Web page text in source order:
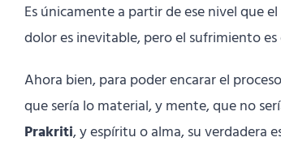
Es únicamente a partir de ese nivel que
dolor es inevitable, pero el sufrimiento
Ahora bien, para poder encarar el
que sería lo material, y mente, que no
Prakriti, y espíritu o alma, su verdadera